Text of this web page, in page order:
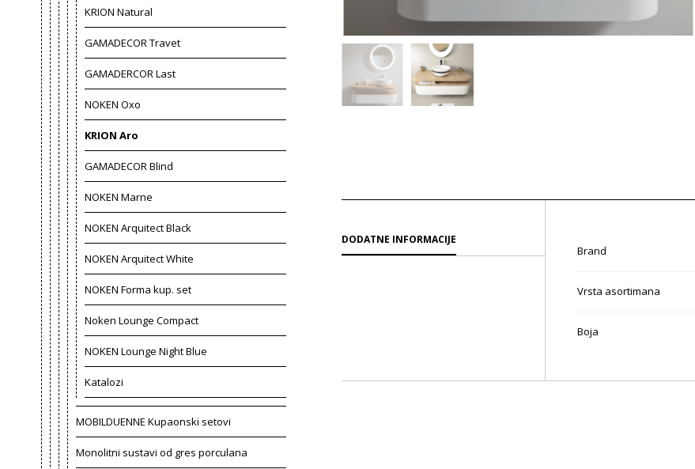
DODATNE INFORMACIJE
Brand
Vrsta asortimana
Boja
KRION Natural
GAMADECOR Travet
GAMADERCOR Last
NOKEN Oxo
KRION Aro
GAMADECOR Blind
NOKEN Marne
NOKEN Arquitect Black
NOKEN Arquitect White
NOKEN Forma kup. set
Noken Lounge Compact
NOKEN Lounge Night Blue
Katalozi
MOBILDUENNE Kupaonski setovi
Monolitni sustavi od gres porculana